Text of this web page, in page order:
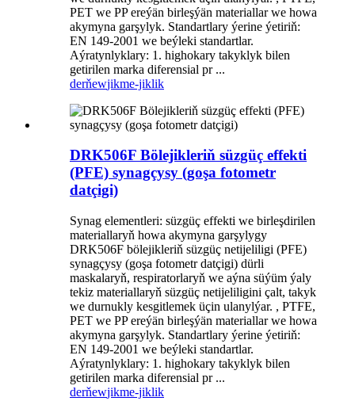
PET we PP ereýän birleşýän materiallar we howa
akymyna garşylyk. Standartlary ýerine ýetiriň:
EN 149-2001 we beýleki standartlar.
Aýratynlyklary: 1. highokary takyklyk bilen
getirilen marka diferensial pr ...
derňewjikme-jiklik
DRK506F Bölejikleriň süzgüç effekti
(PFE) synagçysy (goşa fotometr
datçigi)
Synag elementleri: süzgüç effekti we birleşdirilen
materiallaryň howa akymyna garşylygy
DRK506F bölejikleriň süzgüç netijeliligi (PFE)
synagçysy (goşa fotometr datçigi) dürli
maskalaryň, respiratorlaryň we aýna süýüm ýaly
tekiz materiallaryň süzgüç netijeliligini çalt, takyk
we durnukly kesgitlemek üçin ulanylýar. , PTFE,
PET we PP ereýän birleşýän materiallar we howa
akymyna garşylyk. Standartlary ýerine ýetiriň:
EN 149-2001 we beýleki standartlar.
Aýratynlyklary: 1. highokary takyklyk bilen
getirilen marka diferensial pr ...
derňewjikme-jiklik